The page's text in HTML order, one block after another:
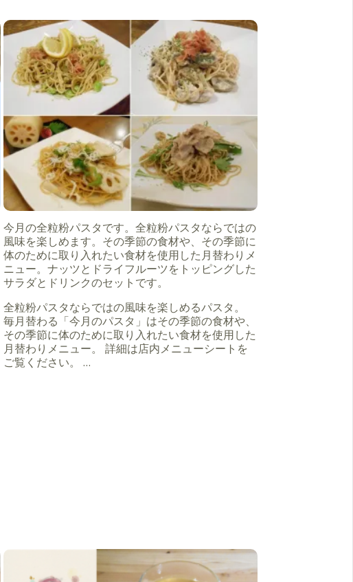
今月の全粒粉パスタです。全粒粉パスタならではの
風味を楽しめます。その季節の食材や、その季節に
体のために取り入れたい食材を使用した月替わりメ
ニュー。ナッツとドライフルーツをトッピングした
サラダとドリンクのセットです。
全粒粉パスタならではの風味を楽しめるパスタ。
毎月替わる「今月のパスタ」はその季節の食材や、
その季節に体のために取り入れたい食材を使用した
月替わりメニュー。 詳細は店内メニューシートを
ご覧ください。 …